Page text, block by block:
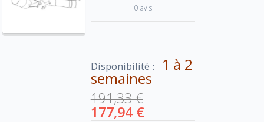
0 avis
Disponibilité : 1 à 2
semaines
191,33 €
177,94 €